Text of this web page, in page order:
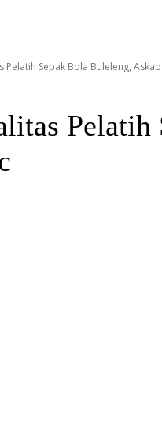
Pelatih Sepak Bola Buleleng,
Pelatih